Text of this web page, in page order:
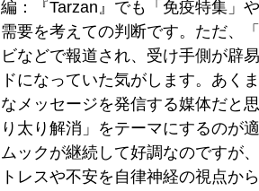
編：『Tarzan』でも「免疫特集」
需要を考えての判断です。ただ、
ビなどで報道され、受け手側が辟
ドになっていた気がします。あく
なメッセージを発信する媒体だと
り太り解消」をテーマにするのが
ムックが継続して好調なのですが
トレスや不安を自律神経の視点か